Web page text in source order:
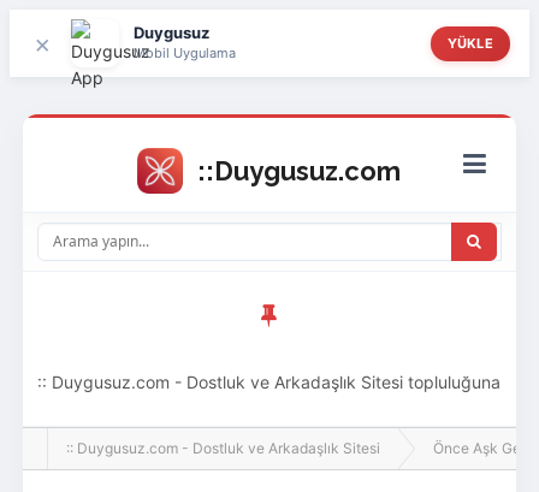
× Duygusuz
Mobil Uygulama
YÜKLE
:: Duygusuz.com - Dostluk ve Arkadaşlık Sitesi topluluğuna
hoş geldin ziyaretçi! Aramıza katılmak istersen kayıt
:: Duygusuz.com - Dostluk ve Arkadaşlık Sitesi Önce Aşk Gelir